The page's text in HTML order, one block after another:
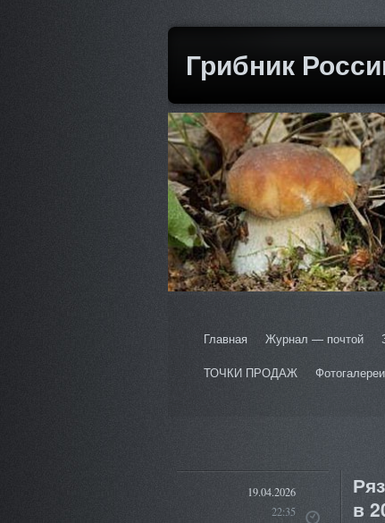
Грибник
Главная Журнал — почтой
ТОЧКИ ПРОДАЖ
Фотогалереи
19.04.2026
22:35
в